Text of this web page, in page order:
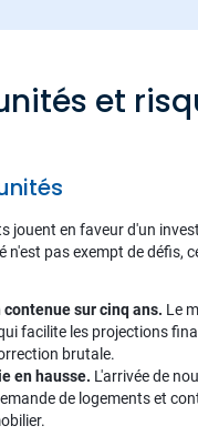
et
jouent en faveur d'un
n'est pas exempt de défis,
sur cinq ans. Le
facilite les projections
brutale.
en hausse. L'arrivée de
de logements et